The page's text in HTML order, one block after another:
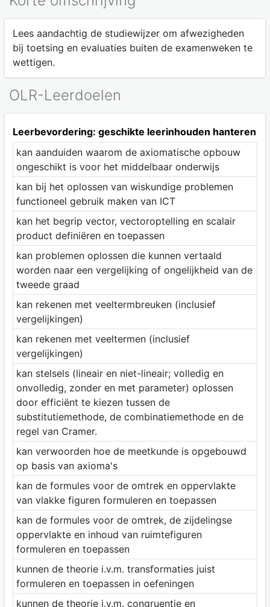
Lees aandachtig de studiewijzer om afwezigheden
bij toetsing en evaluaties buiten de examenweken te
wettigen.
OLR-Leerdoelen
Leerbevordering: geschikte leerinhouden hanteren
kan aanduiden waarom de axiomatische opbouw
ongeschikt is voor het middelbaar onderwijs
kan bij het oplossen van wiskundige problemen
functioneel gebruik maken van ICT
kan het begrip vector, vectoroptelling en scalair
product definiëren en toepassen
kan problemen oplossen die kunnen vertaald
worden naar een vergelijking of ongelijkheid van de
tweede graad
kan rekenen met veeltermbreuken (inclusief
vergelijkingen)
kan rekenen met veeltermen (inclusief
vergelijkingen)
kan stelsels (lineair en niet-lineair; volledig en
onvolledig, zonder en met parameter) oplossen
door efficiënt te kiezen tussen de
substitutiemethode, de combinatiemethode en de
regel van Cramer.
kan verwoorden hoe de meetkunde is opgebouwd
op basis van axioma's
kan de formules voor de omtrek en oppervlakte
van vlakke figuren formuleren en toepassen
kan de formules voor de omtrek, de zijdelingse
oppervlakte en inhoud van ruimtefiguren
formuleren en toepassen
kunnen de theorie i.v.m. transformaties juist
formuleren en toepassen in oefeningen
kunnen de theorie i.v.m. congruentie en